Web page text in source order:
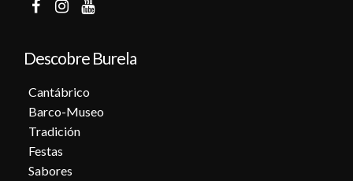
Descobre Burela
Cantábrico
Barco-Museo
Tradición
Festas
Sabores